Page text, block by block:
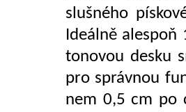
sluš­né­ho
Ide­ál­ně
to­no­vou desku
pro správ­nou
nem 0,5 cm po